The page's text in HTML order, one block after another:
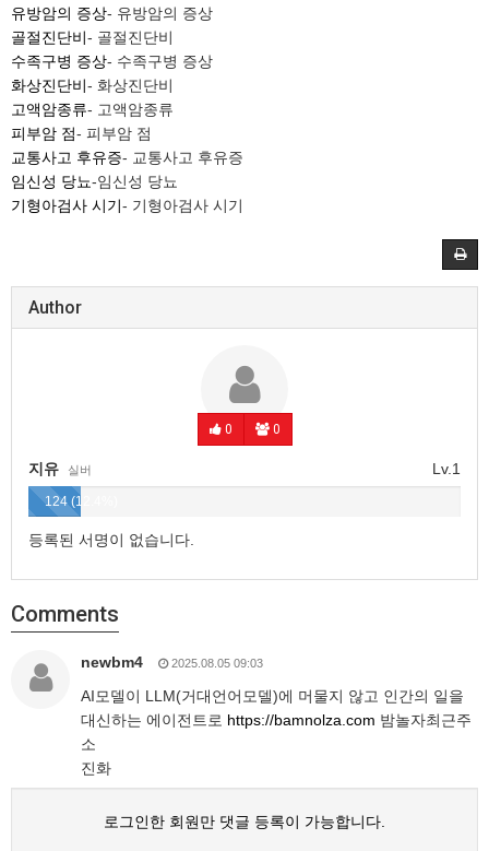
유방암의 증상- 유방암의 증상
골절진단비- 골절진단비
수족구병 증상- 수족구병 증상
화상진단비- 화상진단비
고액암종류- 고액암종류
피부암 점- 피부암 점
교통사고 후유증- 교통사고 후유증
임신성 당뇨-임신성 당뇨
기형아검사 시기- 기형아검사 시기
Author
0 0
Lv.1
지유 실버
124 (12.4%)
등록된 서명이 없습니다.
Comments
newbm4 2025.08.05 09:03
AI모델이 LLM(거대언어모델)에 머물지 않고 인간의 일을
대신하는 에이전트로 https://bamnolza.com 밤놀자최근주
소
진화
로그인한 회원만 댓글 등록이 가능합니다.